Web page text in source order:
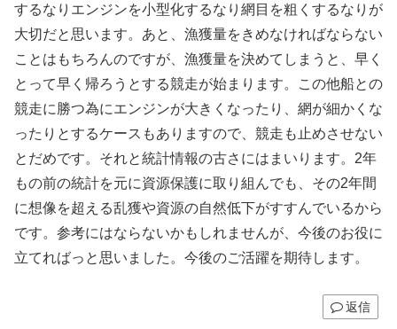
するなりエンジンを小型化するなり網目を粗くするなりが
大切だと思います。あと、漁獲量をきめなければならない
ことはもちろんのですが、漁獲量を決めてしまうと、早く
とって早く帰ろうとする競走が始まります。この他船との
競走に勝つ為にエンジンが大きくなったり、網が細かくな
ったりとするケースもありますので、競走も止めさせない
とだめです。それと統計情報の古さにはまいります。2年
もの前の統計を元に資源保護に取り組んでも、その2年間
に想像を超える乱獲や資源の自然低下がすすんでいるから
です。参考にはならないかもしれませんが、今後のお役に
立てればっと思いました。今後のご活躍を期待します。
返信